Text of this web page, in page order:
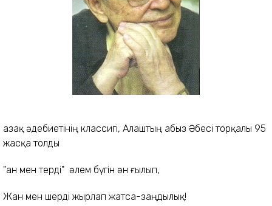
Қазақ әдебиетінің классигі, Алаштың абыз Әбесі торқалы 95
жасқа толды
"Қан мен терді" әлем бүгін ән ғылып,
Жан мен шерді жырлап жатса-заңдылық!